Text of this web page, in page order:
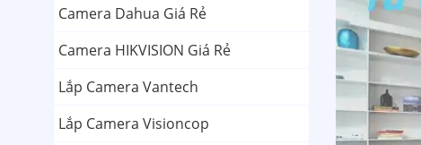
Camera Dahua Giá Rẻ
Camera HIKVISION Giá Rẻ
Lắp Camera Vantech
Lắp Camera Visioncop